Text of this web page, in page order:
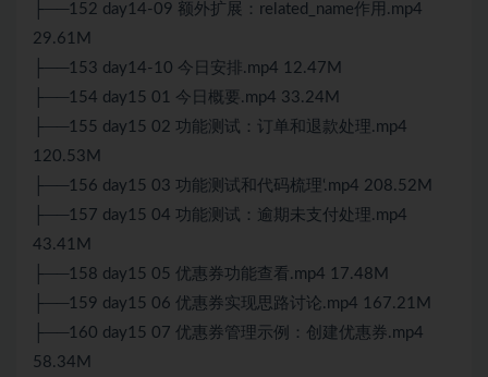
├──152 day14-09 额外扩展：related_name作用.mp4
29.61M
├──153 day14-10 今日安排.mp4 12.47M
├──154 day15 01 今日概要.mp4 33.24M
├──155 day15 02 功能测试：订单和退款处理.mp4
120.53M
├──156 day15 03 功能测试和代码梳理‘.mp4 208.52M
├──157 day15 04 功能测试：逾期未支付处理.mp4
43.41M
├──158 day15 05 优惠券功能查看.mp4 17.48M
├──159 day15 06 优惠券实现思路讨论.mp4 167.21M
├──160 day15 07 优惠券管理示例：创建优惠券.mp4
58.34M